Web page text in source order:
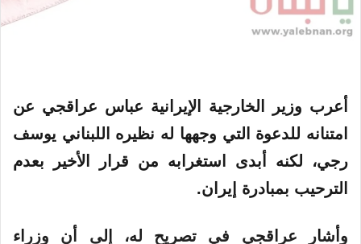
أعرب وزير الخارجية الإيرانية عباس عراقجي عن
امتنانه للدعوة التي وجهها له نظيره اللبناني يوسف
رجي، لكنه أبدى استغرابه من قرار الأخير بعدم
الترحيب بمبادرة إيران.
وأشار عراقجي في تصريح له، إلى أن وزراء